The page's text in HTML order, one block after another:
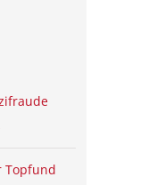
Topfund